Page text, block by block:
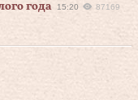
года
15:20 87169